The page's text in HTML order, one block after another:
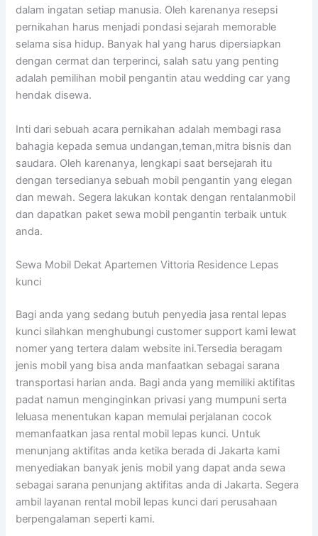
dalam ingatan setiap manusia. Oleh karenanya resepsi
pernikahan harus menjadi pondasi sejarah memorable
selama sisa hidup. Banyak hal yang harus dipersiapkan
dengan cermat dan terperinci, salah satu yang penting
adalah pemilihan mobil pengantin atau wedding car yang
hendak disewa.
Inti dari sebuah acara pernikahan adalah membagi rasa
bahagia kepada semua undangan,teman,mitra bisnis dan
saudara. Oleh karenanya, lengkapi saat bersejarah itu
dengan tersedianya sebuah mobil pengantin yang elegan
dan mewah. Segera lakukan kontak dengan rentalanmobil
dan dapatkan paket sewa mobil pengantin terbaik untuk
anda.
Sewa Mobil Dekat Apartemen Vittoria Residence Lepas
kunci
Bagi anda yang sedang butuh penyedia jasa rental lepas
kunci silahkan menghubungi customer support kami lewat
nomer yang tertera dalam website ini.Tersedia beragam
jenis mobil yang bisa anda manfaatkan sebagai sarana
transportasi harian anda. Bagi anda yang memiliki aktifitas
padat namun menginginkan privasi yang mumpuni serta
leluasa menentukan kapan memulai perjalanan cocok
memanfaatkan jasa rental mobil lepas kunci. Untuk
menunjang aktifitas anda ketika berada di Jakarta kami
menyediakan banyak jenis mobil yang dapat anda sewa
sebagai sarana penunjang aktifitas anda di Jakarta. Segera
ambil layanan rental mobil lepas kunci dari perusahaan
berpengalaman seperti kami.